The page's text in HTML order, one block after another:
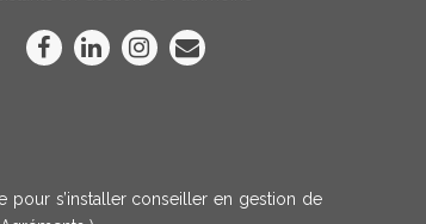
pour s’installer conseiller en gestion de